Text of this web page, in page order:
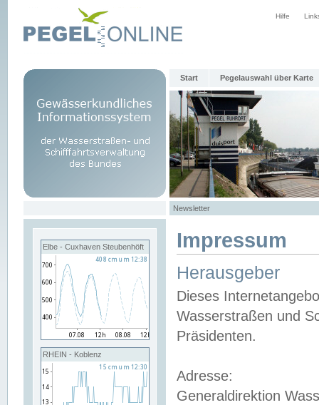
Hilfe
Start Pegelauswahl über Karte
Newsletter
Elbe - Cuxhaven Steubenhöft
RHEIN - Koblenz
Impressum
Herausgeber
Dieses
Wasserstraßen und
Präsidenten.
Adresse:
Generaldirektion